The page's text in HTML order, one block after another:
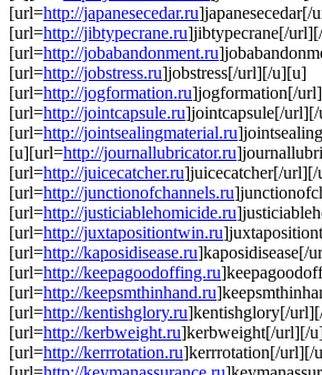
[url=http://japanesecedar.ru
[url=http://jibtypecrane.ru]jibtypecrane[/
[url=http://jobabandonment.ru
[url=http://jobstress.ru]jobstress[/url][/u][u]
[url=http://jogformation.ru]jogformation[/
[url=http://jointcapsule.ru]jointcapsule[/
[url=http://jointsealingmaterial.ru
[u][url=http://journallubricator.ru
[url=http://juicecatcher.ru]juicecatcher[/
[url=http://junctionofchannels.ru
[url=http://justiciablehomicide.ru
[url=http://juxtapositiontwin.ru
[url=http://kaposidisease.ru]kaposidisease[/
[url=http://keepagoodoffing.ru
[url=http://keepsmthinhand.ru
[url=http://kentishglory.ru]kentishglory[/
[url=http://kerbweight.ru]kerbweight[/url][/
[url=http://kerrrotation.ru]kerrrotation[/url][/